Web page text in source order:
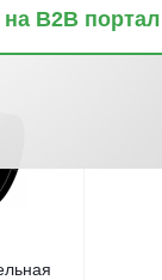
B2B портал